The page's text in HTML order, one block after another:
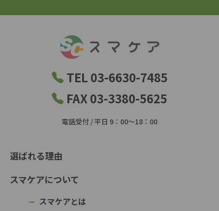
TEL 03-6630-7485
FAX 03-3380-5625
電話受付 / 平日 9：00～18：00
選ばれる理由
スマケアについて
スマケアとは